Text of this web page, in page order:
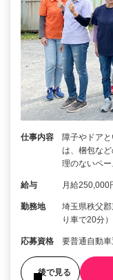
仕事内容
障子やドア
は、梱包な
理のないペ
給与 月給250,000
勤務地
埼玉県秩父
り車で20分）
応募資格 要普通自動
後で見る